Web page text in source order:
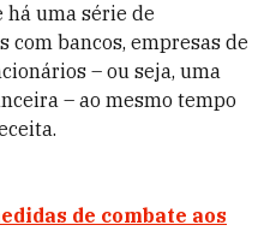
uma série de
com bancos, empresas de
– ou seja, uma
– ao mesmo tempo
de combate aos